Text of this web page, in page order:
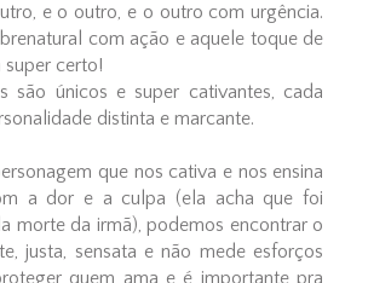
e o outro, e o outro com urgência.
com ação e aquele toque de
super certo!
são únicos e super cativantes, cada
distinta e marcante.
que nos cativa e nos ensina
a dor e a culpa (ela acha que foi
morte da irmã), podemos encontrar o
justa, sensata e não mede esforços
quem ama e é importante pra